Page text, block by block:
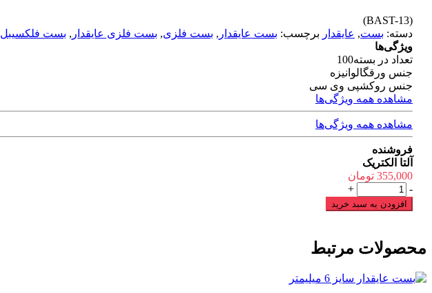
(BAST-13)
دسته: بست, عایقدار برچسب: بست عایقدار , بست فلزی, بست فلزی عایقدار , بست فلکسیبل
ویژگی‌ها
تعداد در بسته100
جنس ورقگالوانیزه
جنس روکشپی وی سی
مشاهده همه ویژگی‌ها
مشاهده همه ویژگی‌ها
فروشنده
آلتا الکتریک
355,000 تومان
بست
عایقدار
سایز
-
+
افزودن به سبد خرید
محصولات مرتبط